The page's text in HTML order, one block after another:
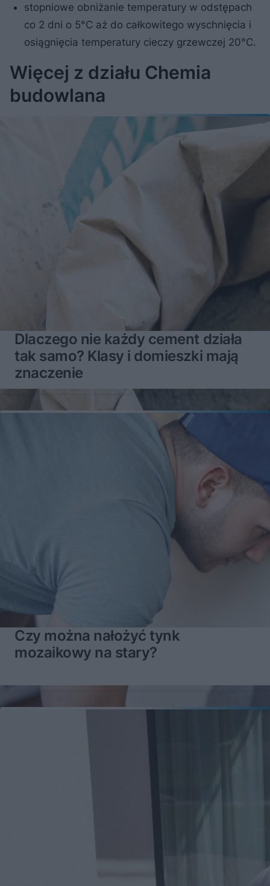
stopniowe obniżanie temperatury w odstępach
co 2 dni o 5°C aż do całkowitego wyschnięcia i
osiągnięcia temperatury cieczy grzewczej 20°C.
Więcej z działu Chemia
budowlana
Dlaczego nie każdy cement działa
tak samo? Klasy i domieszki mają
znaczenie
Czy można nałożyć tynk
mozaikowy na stary?